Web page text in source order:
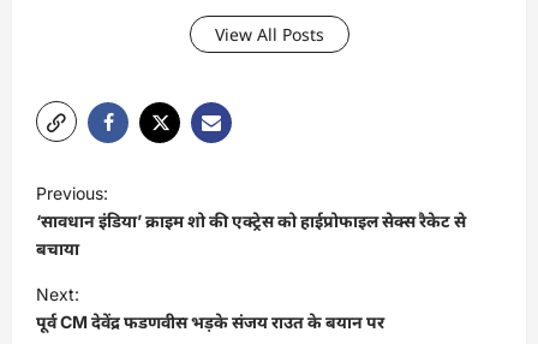
View All Posts
o
s
t
n
Previous:
‘सावधान इंडिया’ क्राइम शो की एक्ट्रेस को हाईप्रोफाइल सेक्स रैकेट से
बचाया
Next:
पूर्व CM देवेंद्र फडणवीस भड़के संजय राउत के बयान पर